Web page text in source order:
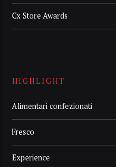
Cx Store Awards
HIGHLIGHT
Alimentari confezionati
Fresco
Experience